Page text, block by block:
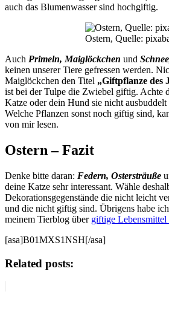
auch das Blumenwasser sind hochgiftig.
Ostern, Quelle:
Auch Primeln, Maiglöckchen und
keinen unserer Tiere gefressen werden.
Maiglöckchen den Titel „Giftpflanze des
ist bei der Tulpe die Zwiebel giftig. Achte
Katze oder dein Hund sie nicht
Welche Pflanzen sonst noch giftig sind,
von mir lesen.
Ostern – Fazit
Denke bitte daran: Federn, Ostersträuße
deine Katze sehr interessant. Wähle
Dekorationsgegenstände die nicht leicht
und die nicht giftig sind. Übrigens habe
meinem Tierblog über giftige
[asa]B01MXS1NSH[/asa]
Related posts: